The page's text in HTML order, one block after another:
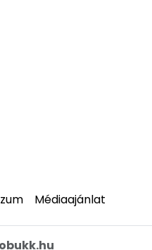
Médiaajánlat